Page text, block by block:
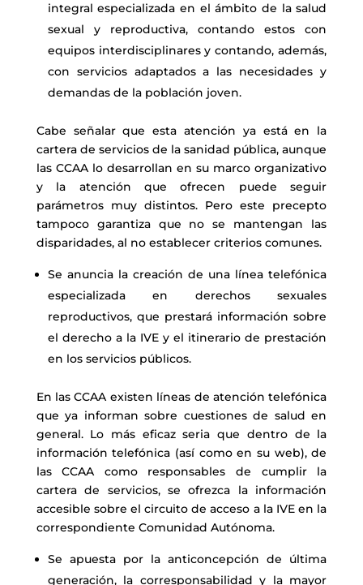
integral especializada en elámbito de la salud
sexual y reproductiva, contando estos con
equipos interdisciplinares y contando, además,
con servicios adaptados a las necesidades y
demandas de la población joven.
Cabe señalar que esta atención ya está en la
cartera de servicios de la sanidad pública, aunque
las CCAA lo desarrollan en su marco organizativo
y la atención que ofrecen puede seguir
parámetros muy distintos. Pero este precepto
tampoco garantiza que no se mantengan las
disparidades, al no establecer criterios comunes.
Se anuncia la creación de una línea telefónica
especializada en derechos sexuales
reproductivos, que prestará información sobre
el derecho a la IVE y el itinerario de prestación
en los servicios públicos.
En las CCAA existen líneas de atención telefónica
que ya informan sobre cuestiones de salud en
general. Lo más eficaz seria que dentro de la
información telefónica (así como en su web), de
las CCAA como responsables de cumplir la
cartera de servicios, se ofrezca la información
accesible sobre el circuito de acceso a la IVE en la
correspondiente Comunidad Autónoma.
Se apuesta por la anticoncepción de última
generación, la corresponsabilidad y la mayor